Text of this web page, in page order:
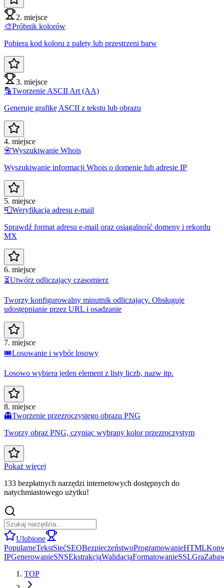
2. miejsce
🎨Próbnik kolorów
Pobiera kod koloru z palety lub przestrzeni barw
3. miejsce
🔡Tworzenie ASCII Art (AA)
Generuje grafikę ASCII z tekstu lub obrazu
4. miejsce
📇Wyszukiwanie Whois
Wyszukiwanie informacji Whois o domenie lub adresie IP
5. miejsce
📮Weryfikacja adresu e-mail
Sprawdź format adresu e-mail oraz osiągalność domeny i rekordu
MX
6. miejsce
⏳Utwórz odliczający czasomierz
Tworzy konfigurowalny minutnik odliczający. Obsługuje
udostępnianie przez URL i osadzanie
7. miejsce
🎟️Losowanie i wybór losowy
Losowo wybiera jeden element z listy liczb, nazw itp.
8. miejsce
👻Tworzenie przezroczystego obrazu PNG
Tworzy obraz PNG, czyniąc wybrany kolor przezroczystym
Pokaż więcej
133 bezpłatnych narzędzi internetowych dostępnych do
natychmiastowego użytku!
Ulubione
PopularneTekstSiećSEOBezpieczeństwoProgramowanieHTML
IPGenerowanieSNSEkstrakcjaWalidacjaFormatowanieSSLGra
TOP